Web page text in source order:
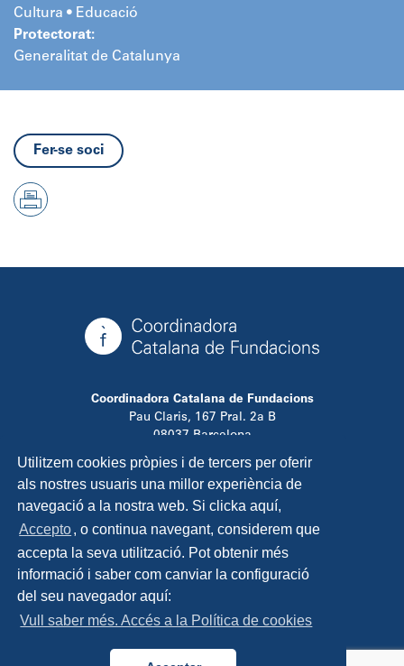
Utilitzem cookies pròpies i de tercers per oferir
als nostres usuaris una millor experiència de
navegació a la nostra web. Si clicka aquí,
Accepto, o continua navegant, considerem que
accepta la seva utilització. Pot obtenir més
informació i saber com canviar la configuració
del seu navegador aquí:
Vull saber més. Accés a la Política de cookies
Cultura • Educació
Protectorat:
Generalitat de Catalunya
Fer-se soci
Coordinadora Catalana de Fundacions
Pau Claris, 167 Pral. 2a B
08037 Barcelona
T. 934 881 480
info@ccfundacions.cat
Contacta
Política de privadesa
Política de cookies